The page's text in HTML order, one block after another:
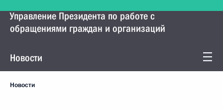
Управление Президента по работе с
обращениями граждан и организаций
Новости
Новости